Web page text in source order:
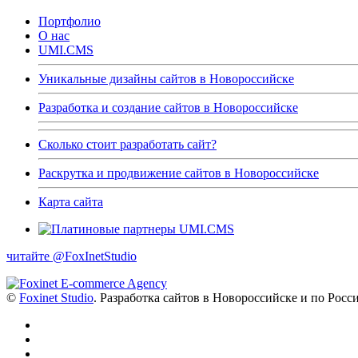
Портфолио
О нас
UMI.CMS
Уникальные дизайны сайтов в Новороссийске
Разработка и создание сайтов в Новороссийске
Сколько стоит разработать сайт?
Раскрутка и продвижение сайтов в Новороссийске
Карта сайта
читайте @FoxInetStudio
© Foxinet Studio. Разработка сайтов в Новороссийске и по